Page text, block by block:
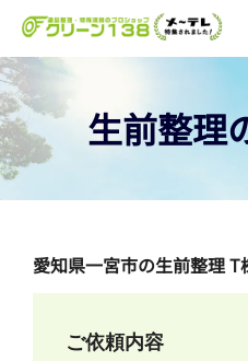
生前整理
愛知県一宮市の生前整理 T
ご依頼内容